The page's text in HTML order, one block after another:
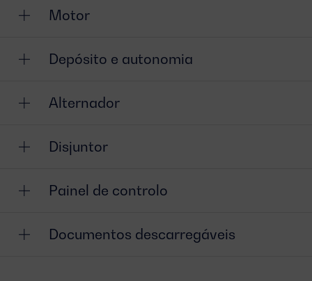
Motor
Depósito e autonomia
Alternador
Disjuntor
Painel de controlo
Documentos descarregáveis